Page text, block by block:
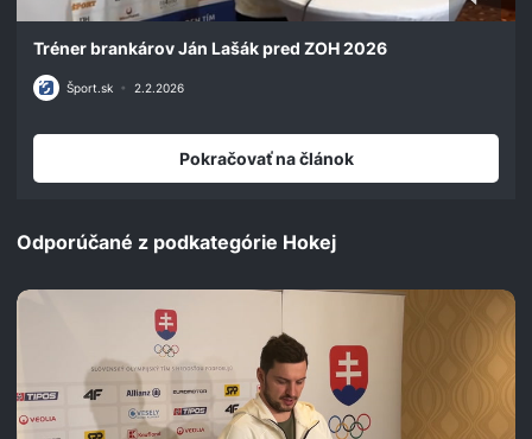
seconds
minutes,
seconds
Tréner brankárov Ján Lašák pred ZOH 2026
Šport.sk • 2.2.2026
Pokračovať na článok
Odporúčané z podkategórie Hokej